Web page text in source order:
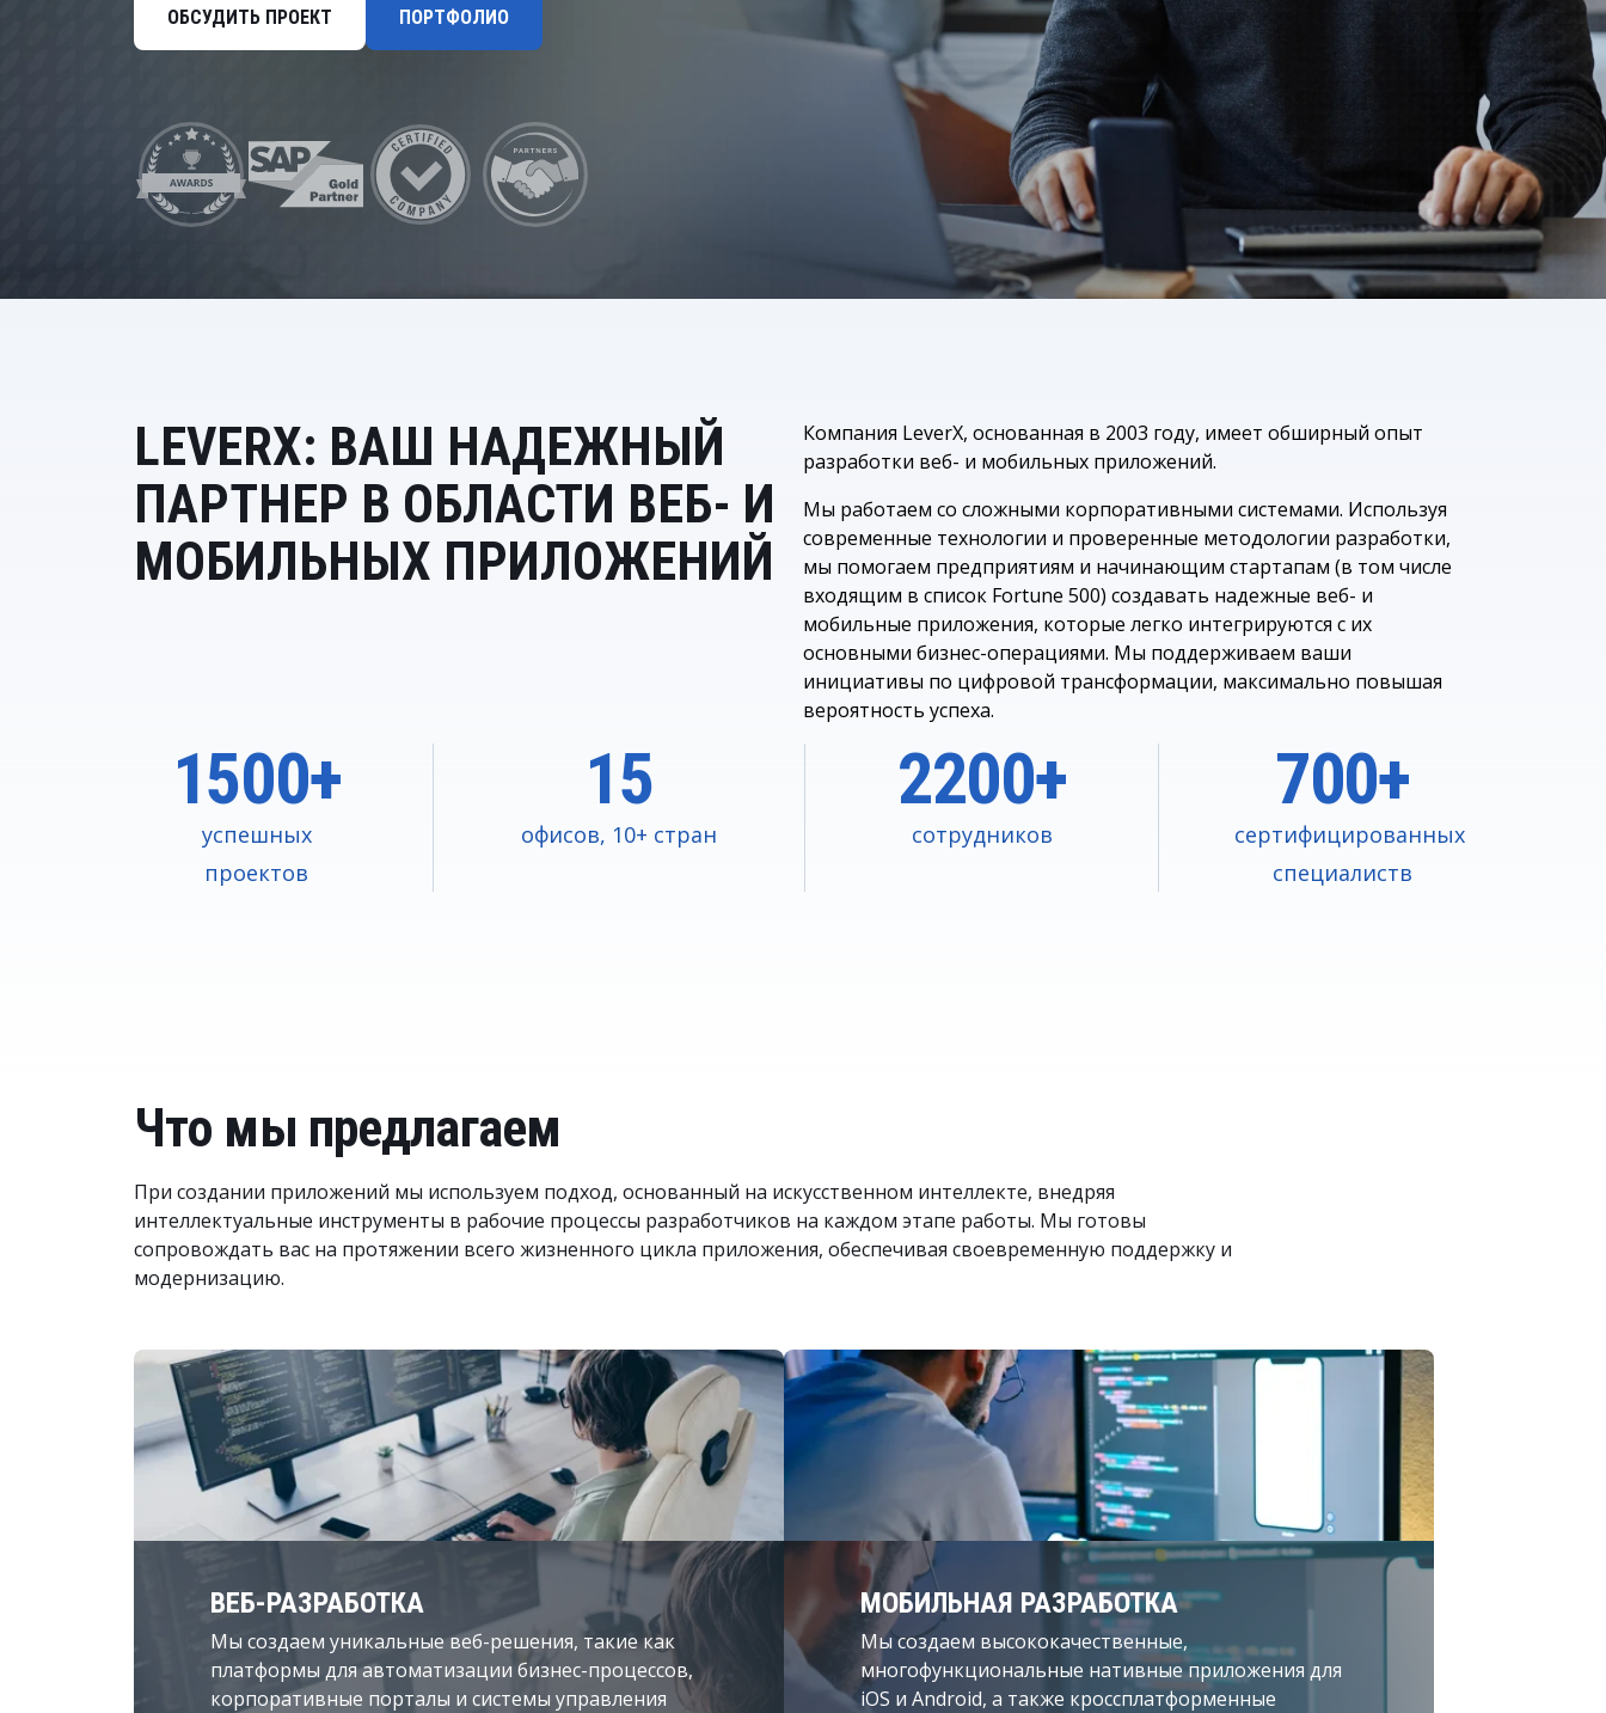
Продажа лицензий SAP
SAP Integration Suite
Управление расходами
Маркетинг и продажи
Безопасность
ОБСУДИТЬ ПРОЕКТ ПОРТФОЛИО
LEVERX: ВАШ НАДЕЖНЫЙ
ПАРТНЕР В ОБЛАСТИ ВЕБ- И
МОБИЛЬНЫХ ПРИЛОЖЕНИЙ
Компания LeverX, основанная в 2003 году, имеет обширный опыт
разработки веб- и мобильных приложений.
Мы работаем со сложными корпоративными системами. Используя
современные технологии и проверенные методологии разработки,
мы помогаем предприятиям и начинающим стартапам (в том числе
входящим в список Fortune 500) создавать надежные веб- и
мобильные приложения, которые легко интегрируются с их
основными бизнес-операциями. Мы поддерживаем ваши
инициативы по цифровой трансформации, максимально повышая
вероятность успеха.
1500+
успешных
проектов
15
офисов, 10+ стран
2200+
сотрудников
700+
сертифицированных
специалиств
Что мы предлагаем
При создании приложений мы используем подход, основанный на искусственном интеллекте, внедряя
интеллектуальные инструменты в рабочие процессы разработчиков на каждом этапе работы. Мы готовы
сопровождать вас на протяжении всего жизненного цикла приложения, обеспечивая своевременную поддержку и
модернизацию.
ВЕБ-РАЗРАБОТКА
Мы создаем уникальные веб-решения, такие как
платформы для автоматизации бизнес-процессов,
корпоративные порталы и системы управления
МОБИЛЬНАЯ РАЗРАБОТКА
Мы создаем высококачественные,
многофункциональные нативные приложения для
iOS и Android, а также кроссплатформенные